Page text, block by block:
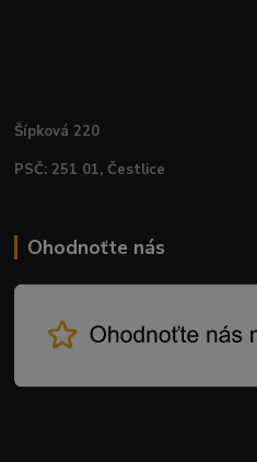
Šípková 220
PSČ: 251 01, Čestlice
Ohodnoťte nás